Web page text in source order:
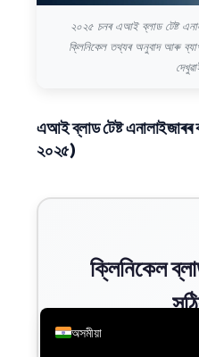
২০২৫ চনৰ এআই ব্লাড টেষ্ট
ক্লিনিকেল তথ্যৰ অনুবাদ আৰু
এআই ব্লাড টেষ্ট এনালাইজাৰৰ
২০২৫)
ক্লিনিকেল
বেঞ্চমাৰ্ক
অসমীয়া
Deutsch
Italiano
Español
Türkçe
Română